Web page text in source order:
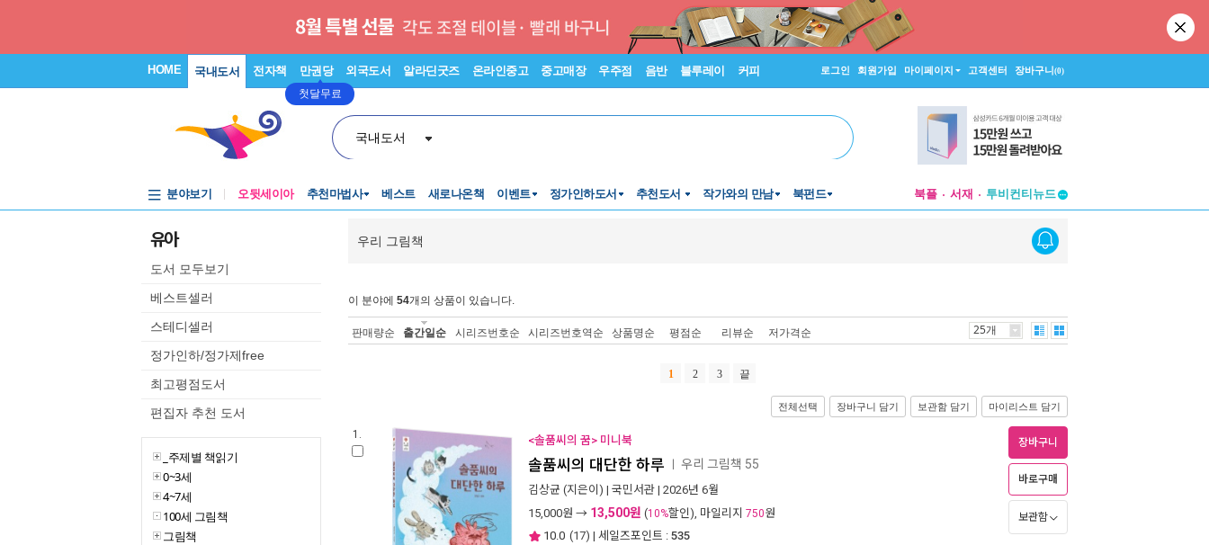
HOME 국내도서 전자책 만권당
첫달무료
외국도서 알라딘굿즈 온라인중고 중고매장 우주점 음반 블루레이 커피 로그인 회원가입 마이페이지 고객센터 장바구니(0)
국내도서
분야보기 오뒷세이아 추천마법사 베스트 새로나온책 이벤트 정가인하도서 추천도서 작가와의 만남 북펀드 북플 서재
창작플랫폼
유아
도서 모두보기
베스트셀러
스테디셀러
정가인하/정가제free
최고평점도서
편집자 추천 도서
_주제별 책읽기
0~3세
4~7세
100세 그림책
그림책
우리 그림책
이 분야에 54개의 상품이 있습니다.
판매량순 출간일순 시리즈번호순 시리즈번호역순 상품명순 평점순 리뷰순 저가격순 25개
1 2 3 끝
전체선택 장바구니 담기 보관함 담기 마이리스트 담기
1. <솔품씨의 꿈> 미니북
솔품씨의 대단한 하루 우리 그림책 55
김상균 (지은이) | 국민서관 | 2026년 6월
15,000원 → 13,500원 (10%할인), 마일리지 750원
10.0 (17) | 세일즈포인트 : 535
장바구니
바로구매
보관함